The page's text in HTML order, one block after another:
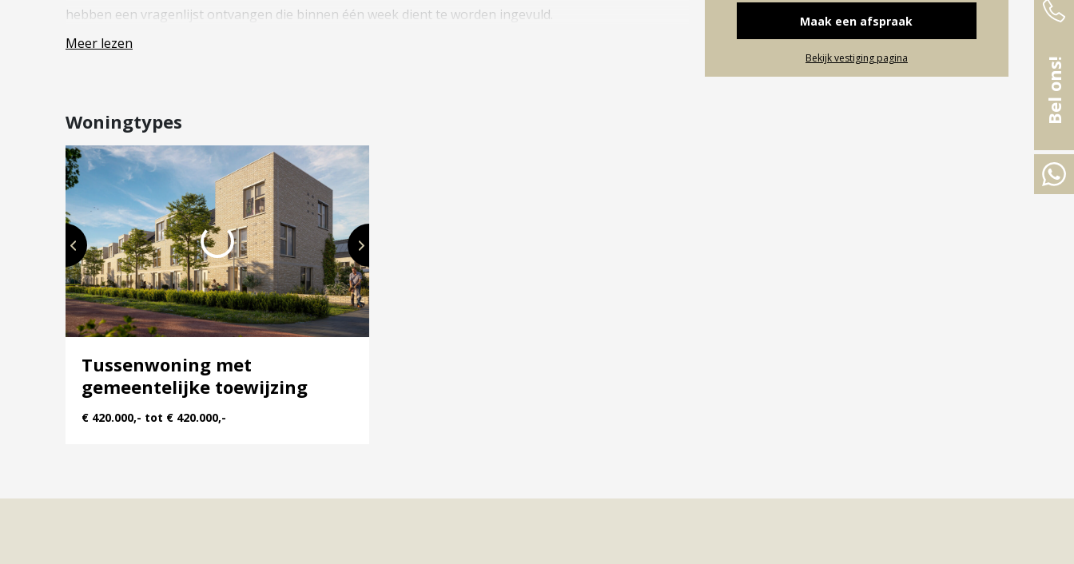
hebben een vragenlijst ontvangen die binnen één week dient te worden ingevuld.
*De verkoop van de 9 tussenwoningen van Hofpark fase 2 gaat via gemeentelijke toewijzing. Om de
of je in aanmerking komt voor eventuele voorrang op de beschikbare woningen
—
Welkom in Hofpark, de laatste en meest bijzondere wijk van Houten-Zuid. Precies tussen Castellum en
het prachtige buitengebied in, biedt Hofpark een ideale mix van rust en levendigheid. Kinderen spelen
in het buurtpark en overal om je heen genieten mensen van het leven. Ja, hier voel je je meteen thuis.
Wonen op historische grond
Hofpark is niet zomaar een woonwijk, het is een plek vol geschiedenis. Gelegen op een archeologisch
rijksmonument, zijn hier sporen gevonden van bewoning uit de bronstijd, ijzertijd en Romeinse tijd.
Deze rijke historie wordt met zorg gekoesterd in de infrastructuur, bebouwing en het groen. De
Romeinen hadden het goed gezien: dit is een uitzonderlijke plek om te wonen.
Een wijk die opvalt
Meer lezen
Woningtypes
Tussenwoning met
gemeentelijke toewijzing
€ 420.000,- tot € 420.000,-
Maak een afspraak
Bekijk vestiging pagina Bel ons!